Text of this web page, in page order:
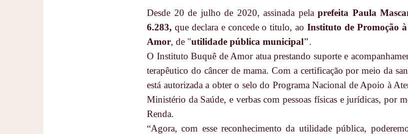
Desde 20 de julho de 2020, assinada pelaprefeita Paula
6.283, que declara e concede o titulo, ao Instituto de Promoção
Amor, de "utilidade pública municipal".
O Instituto Buquê de Amor atua prestando suporte e
terapêutico do câncer de mama. Com a certificação por meio da
está autorizada a obter o selo do Programa Nacional de Apoio à
Ministério da Saúde, e verbas com pessoas físicas e jurídicas, por
Renda.
“Agora, com esse reconhecimento da utilidade pública,